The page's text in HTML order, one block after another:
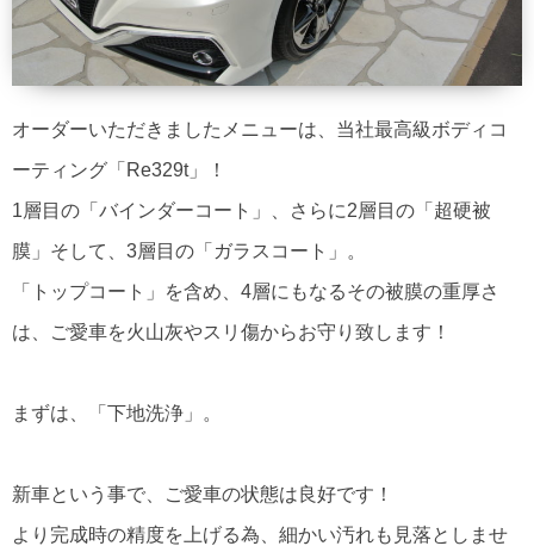
オーダーいただきましたメニューは、当社最高級ボディコ
ーティング「Re329t」！
1層目の「バインダーコート」、さらに2層目の「超硬被
膜」そして、3層目の「ガラスコート」。
「トップコート」を含め、4層にもなるその被膜の重厚さ
は、ご愛車を火山灰やスリ傷からお守り致します！
まずは、「下地洗浄」。
新車という事で、ご愛車の状態は良好です！
より完成時の精度を上げる為、細かい汚れも見落としませ